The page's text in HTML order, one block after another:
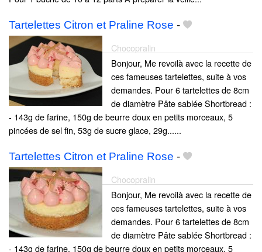
Tartelettes Citron et Praline Rose -
Chocopralin
Bonjour, Me revoilà avec la recette de
ces fameuses tartelettes, suite à vos
demandes. Pour 6 tartelettes de 8cm
de diamètre Pâte sablée Shortbread :
- 143g de farine, 150g de beurre doux en petits morceaux, 5
pincées de sel fin, 53g de sucre glace, 29g......
Tartelettes Citron et Praline Rose -
Chocopralin
Bonjour, Me revoilà avec la recette de
ces fameuses tartelettes, suite à vos
demandes. Pour 6 tartelettes de 8cm
de diamètre Pâte sablée Shortbread :
- 143g de farine, 150g de beurre doux en petits morceaux, 5